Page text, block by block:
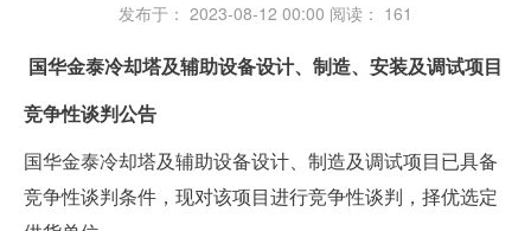
发布于： 2023-08-12 00:00 阅读： 161
国华金泰冷却塔及辅助设备设计、制造、安装及调试项目
竞争性谈判公告
国华金泰冷却塔及辅助设备设计、制造及调试项目已具备
竞争性谈判条件，现对该项目进行竞争性谈判，择优选定